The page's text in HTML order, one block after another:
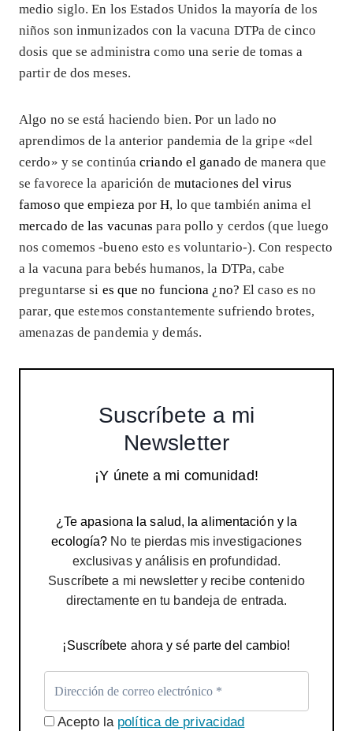
medio siglo. En los Estados Unidos la mayoría de los
niños son inmunizados con la vacuna DTPa de cinco
dosis que se administra como una serie de tomas a
partir de dos meses.
Algo no se está haciendo bien. Por un lado no
aprendimos de la anterior pandemia de la gripe «del
cerdo» y se continúacriando el ganado de manera que
se favorece la aparición de mutaciones del virus
famoso que empieza por H, lo que también anima el
mercado de las vacunas para pollo y cerdos (que luego
nos comemos -bueno esto es voluntario-). Con respecto
a la vacuna para bebés humanos, la DTPa, cabe
preguntarse si es que no funciona ¿no? El caso es no
parar, que estemos constantemente sufriendo brotes,
amenazas de pandemia y demás.
Suscríbete a mi
Newsletter
¡Y únete a mi comunidad!
¿Te apasiona la salud, la alimentación y la
ecología? No te pierdas mis investigaciones
exclusivas y análisis en profundidad.
Suscríbete a mi newsletter y recibe contenido
directamente en tu bandeja de entrada.
¡Suscríbete ahora y sé parte del cambio!
Acepto la política de privacidad